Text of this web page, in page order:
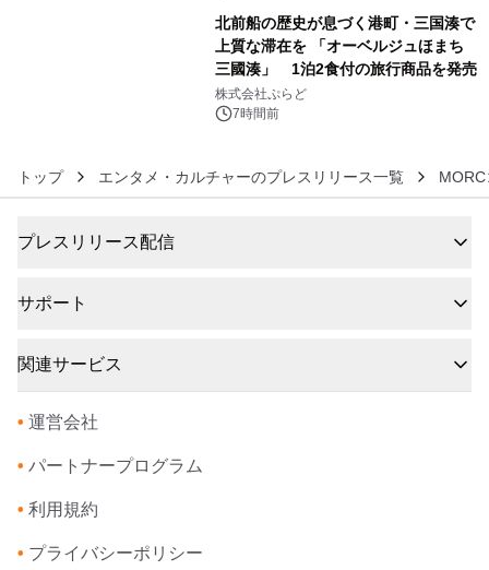
ラムや、「TR-808」を愛する伝説的
アーティストを フィーチャーしたアニ
メーションを公開～
北前船の歴史が息づく港町・三国湊で
上質な滞在を 「オーベルジュほまち
三國湊」 1泊2食付の旅行商品を発売
株式会社ぷらど
7時間前
トップ エンタメ・カルチャーのプレスリリース一覧
プレスリリース配信
サポート
関連サービス
• 運営会社
• パートナープログラム
• 利用規約
• プライバシーポリシー